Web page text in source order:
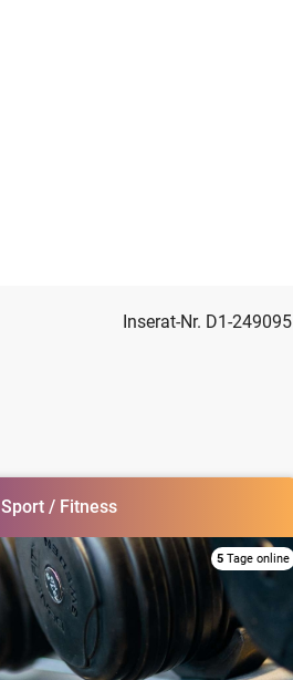
Inserat-Nr. D1-249095
Sport / Fitness
5Tage online